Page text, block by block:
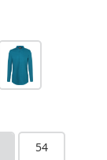
dunkelpetrol
54